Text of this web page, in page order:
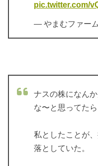
pic.twitter.com/
— やまむファー
ナスの株になん
な〜と思ってたら
私としたことが
落としていた。